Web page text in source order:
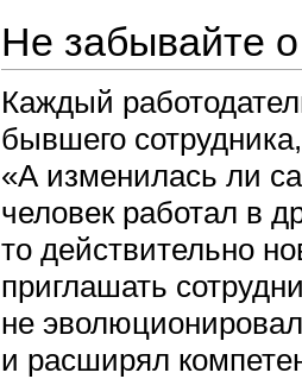
Не забывайте
Каждый
бывшего
«А изменилась ли
человек работал в
то действительно
приглашать
не
и расширял